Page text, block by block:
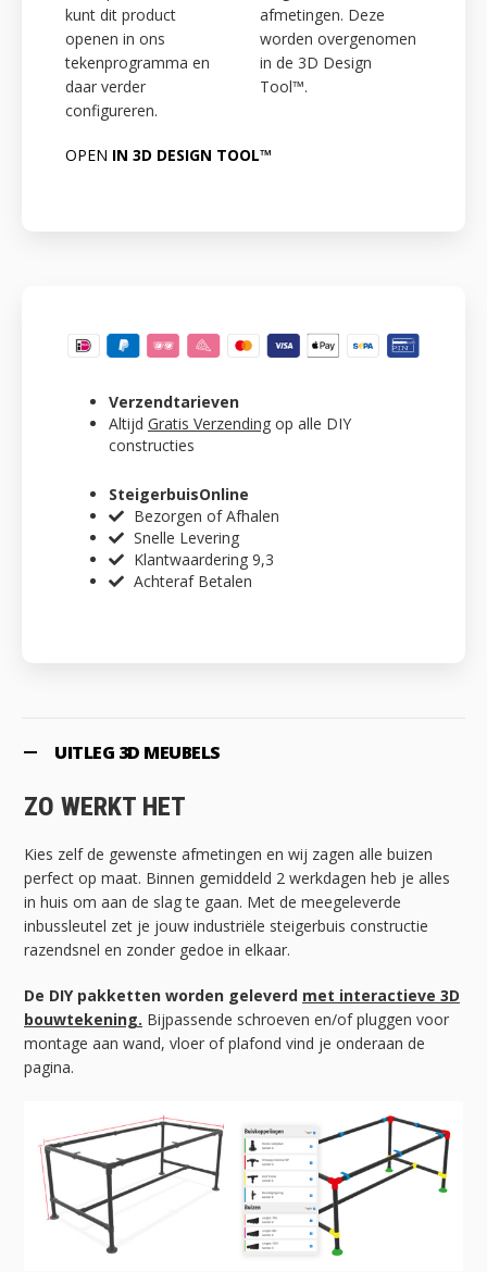
kunt dit product
openen in ons
tekenprogramma en
daar verder
configureren.
afmetingen. Deze
worden overgenomen
in de 3D Design
Tool™.
OPEN IN 3D DESIGN TOOL™
Verzendtarieven
Altijd Gratis Verzending op alle DIY
constructies
SteigerbuisOnline
Bezorgen of Afhalen
Snelle Levering
Klantwaardering 9,3
Achteraf Betalen
UITLEG 3D MEUBELS
ZO WERKT HET
Kies zelf de gewenste afmetingen en wij zagen alle buizen
perfect op maat. Binnen gemiddeld 2 werkdagen heb je alles
in huis om aan de slag te gaan. Met de meegeleverde
inbussleutel zet je jouw industriële steigerbuis constructie
razendsnel en zonder gedoe in elkaar.
De DIY pakketten worden geleverd met interactieve 3D
bouwtekening. Bijpassende schroeven en/of pluggen voor
montage aan wand, vloer of plafond vind je onderaan de
pagina.